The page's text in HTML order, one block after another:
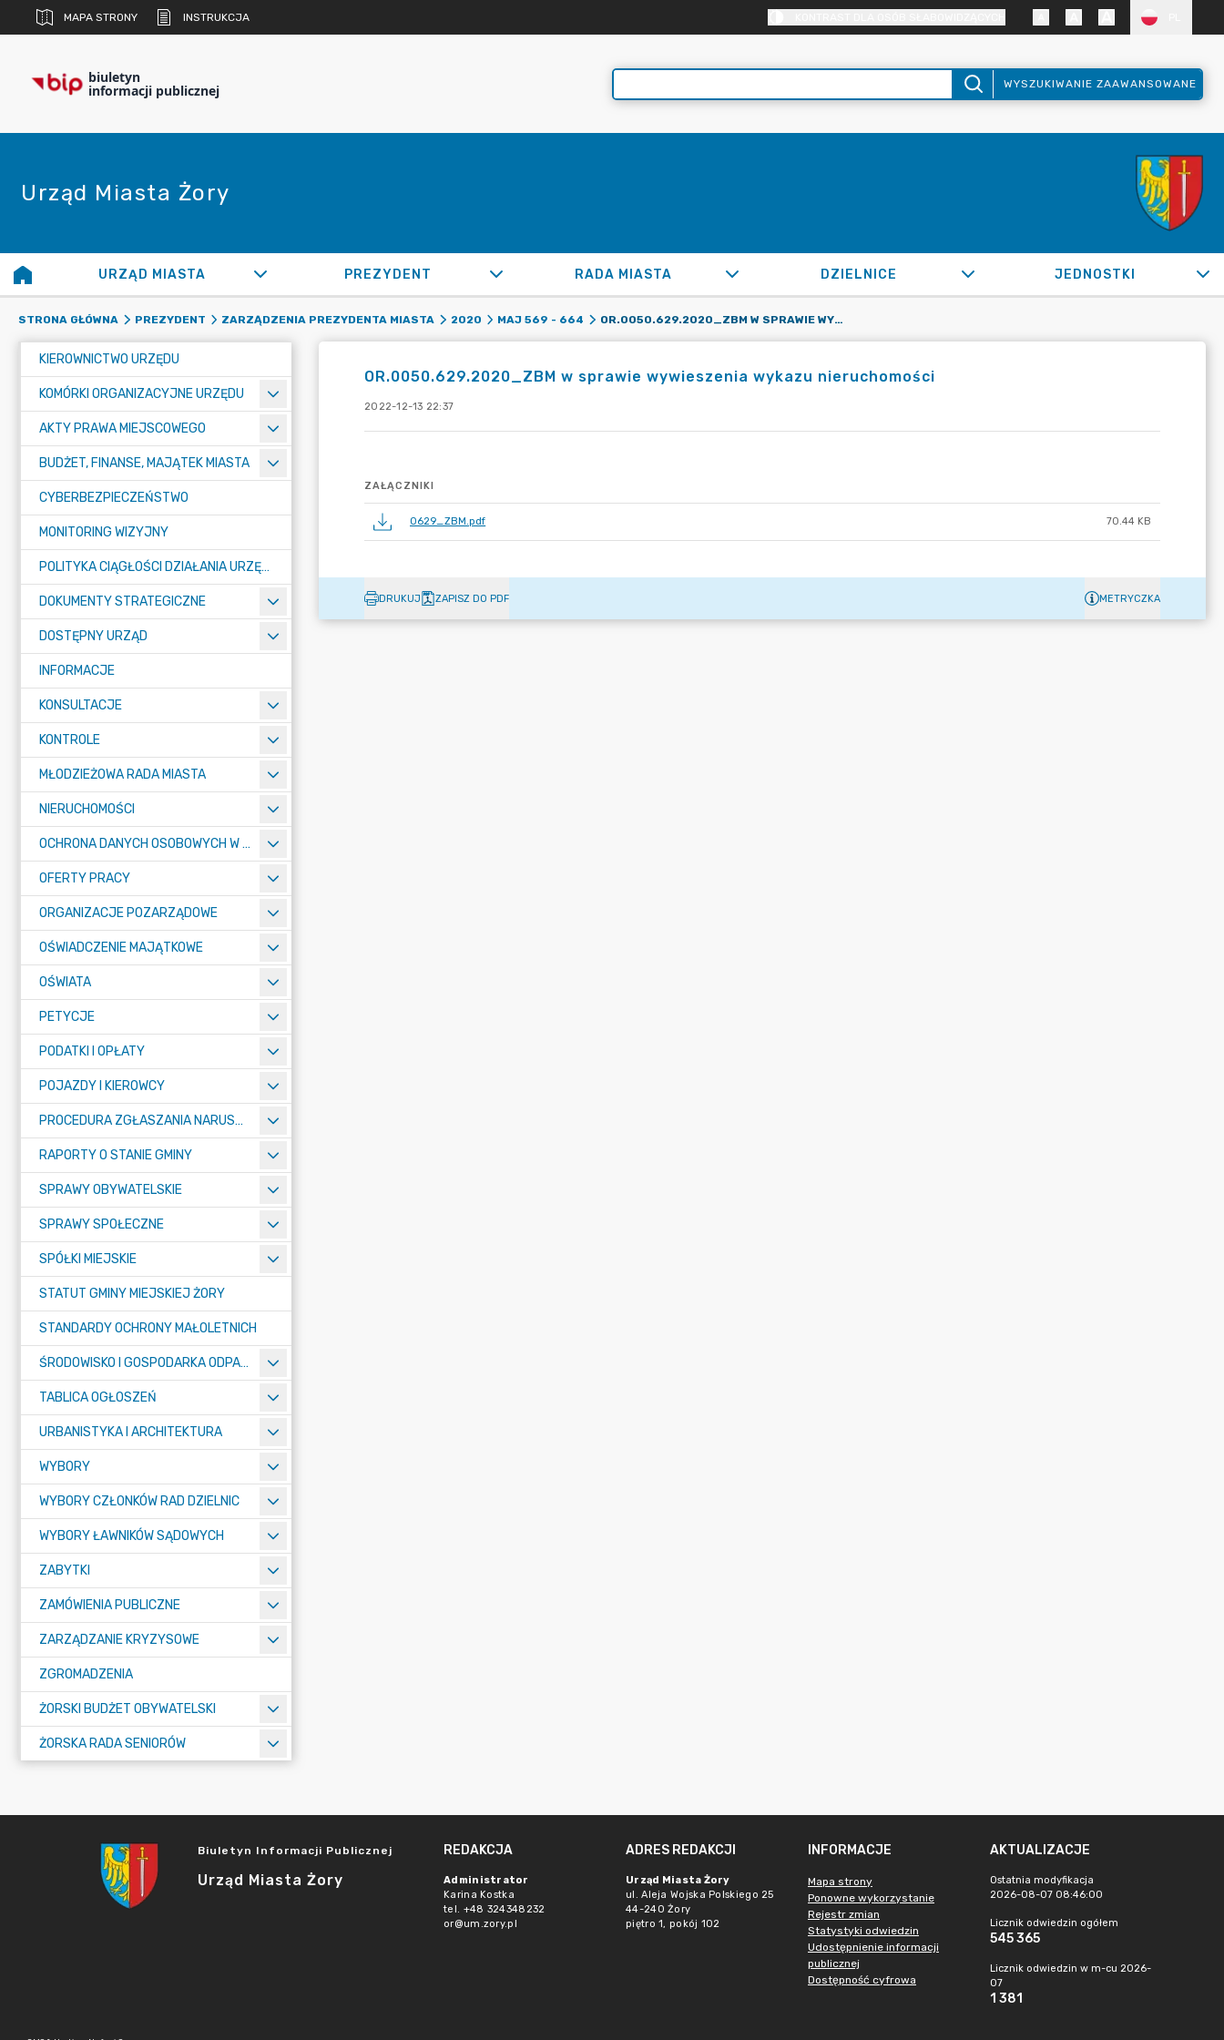
MAPA STRONY INSTRUKCJA
biuletyn
informacji publicznej WYSZUKIWANIE ZAAWANSOWANE
Urząd Miasta Żory
URZĄD MIASTA PREZYDENT RADA MIASTA DZIELNICE JEDNOSTKI
STRONA GŁÓWNA PREZYDENT ZARZĄDZENIA PREZYDENTA MIASTA 2020 MAJ 569 - 664 OR.0050.629.2020_ZBM W SPRAWIE WYWIESZENIA WYKAZU NIERUCHOMOŚCI
KIEROWNICTWO URZĘDU
KOMÓRKI ORGANIZACYJNE URZĘDU
AKTY PRAWA MIEJSCOWEGO
BUDŻET, FINANSE, MAJĄTEK MIASTA
CYBERBEZPIECZEŃSTWO
MONITORING WIZYJNY
POLITYKA CIĄGŁOŚCI DZIAŁANIA URZĘDU MIASTA ŻORY
DOKUMENTY STRATEGICZNE
DOSTĘPNY URZĄD
INFORMACJE
KONSULTACJE
KONTROLE
MŁODZIEŻOWA RADA MIASTA
NIERUCHOMOŚCI
OCHRONA DANYCH OSOBOWYCH W URZĘDZIE MIASTA ŻORY - RODO
OFERTY PRACY
ORGANIZACJE POZARZĄDOWE
OŚWIADCZENIE MAJĄTKOWE
OŚWIATA
PETYCJE
PODATKI I OPŁATY
POJAZDY I KIEROWCY
PROCEDURA ZGŁASZANIA NARUSZEŃ PRAWA
RAPORTY O STANIE GMINY
SPRAWY OBYWATELSKIE
SPRAWY SPOŁECZNE
SPÓŁKI MIEJSKIE
STATUT GMINY MIEJSKIEJ ŻORY
STANDARDY OCHRONY MAŁOLETNICH
ŚRODOWISKO I GOSPODARKA ODPADAMI
TABLICA OGŁOSZEŃ
URBANISTYKA I ARCHITEKTURA
WYBORY
WYBORY CZŁONKÓW RAD DZIELNIC
WYBORY ŁAWNIKÓW SĄDOWYCH
ZABYTKI
ZAMÓWIENIA PUBLICZNE
ZARZĄDZANIE KRYZYSOWE
ZGROMADZENIA
ŻORSKI BUDŻET OBYWATELSKI
ŻORSKA RADA SENIORÓW
OR.0050.629.2020_ZBM w sprawie wywieszenia wykazu nieruchomości
2022-12-13 22:37
ZAŁĄCZNIKI
0629_ZBM.pdf 70.44 KB
DRUKUJ ZAPISZ DO PDF METRYCZKA
Biuletyn Informacji Publicznej
Urząd Miasta Żory
REDAKCJA
Administrator
Karina Kostka
tel. +48 324348232
or@um.zory.pl
ADRES REDAKCJI
Urząd Miasta Żory
ul. Aleja Wojska Polskiego 25
44-240 Żory
piętro 1, pokój 102
INFORMACJE
Mapa strony
Ponowne wykorzystanie
Rejestr zmian
Statystyki odwiedzin
Udostępnienie informacji
publicznej
Dostępność cyfrowa
AKTUALIZACJE
Ostatnia modyfikacja
2026-08-07 08:46:00
Licznik odwiedzin ogółem
545 365
Licznik odwiedzin w m-cu 2026-
07
1 381